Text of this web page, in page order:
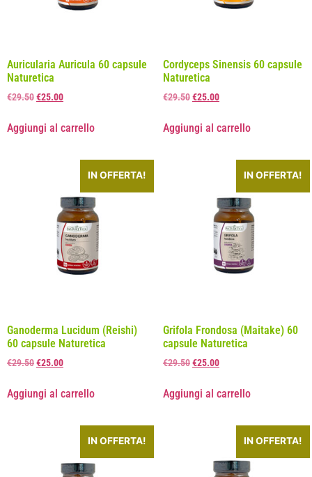
Auricularia Auricula 60 capsule
Naturetica
€29.50€25.00
Aggiungi al carrello
Cordyceps Sinensis 60 capsule
Naturetica
€29.50€25.00
Aggiungi al carrello
IN OFFERTA!
Ganoderma Lucidum (Reishi)
60 capsule Naturetica
€29.50€25.00
Aggiungi al carrello
IN OFFERTA!
Grifola Frondosa (Maitake) 60
capsule Naturetica
€29.50€25.00
Aggiungi al carrello
IN OFFERTA! IN OFFERTA!